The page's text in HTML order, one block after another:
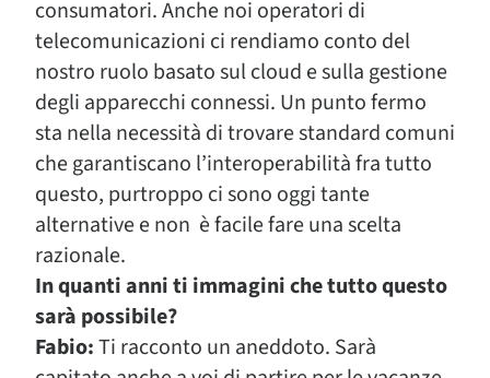
consumatori. Anche noi operatori di
telecomunicazioni ci rendiamo conto del
nostro ruolo basato sul cloud e sulla gestione
degli apparecchi connessi. Un punto fermo
sta nella necessità di trovare standard comuni
che garantiscano l’interoperabilità fra tutto
questo, purtroppo ci sono oggi tante
alternative e non è facile fare una scelta
razionale.
In quanti anni ti immagini che tutto questo
sarà possibile?
Fabio:Ti racconto un aneddoto. Sarà